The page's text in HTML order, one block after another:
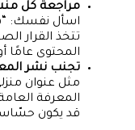
مراجعة كل
اسأل نفسك:
تتخذ القرار
المحتوى عامًا
تجنب نشر
مثل عنوان
المعرفة
قد يكون